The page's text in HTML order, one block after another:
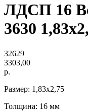
ЛДСП 16
3630
32629
3303,00
р.
Размер: 1,83х2,75
Толщина: 16 мм